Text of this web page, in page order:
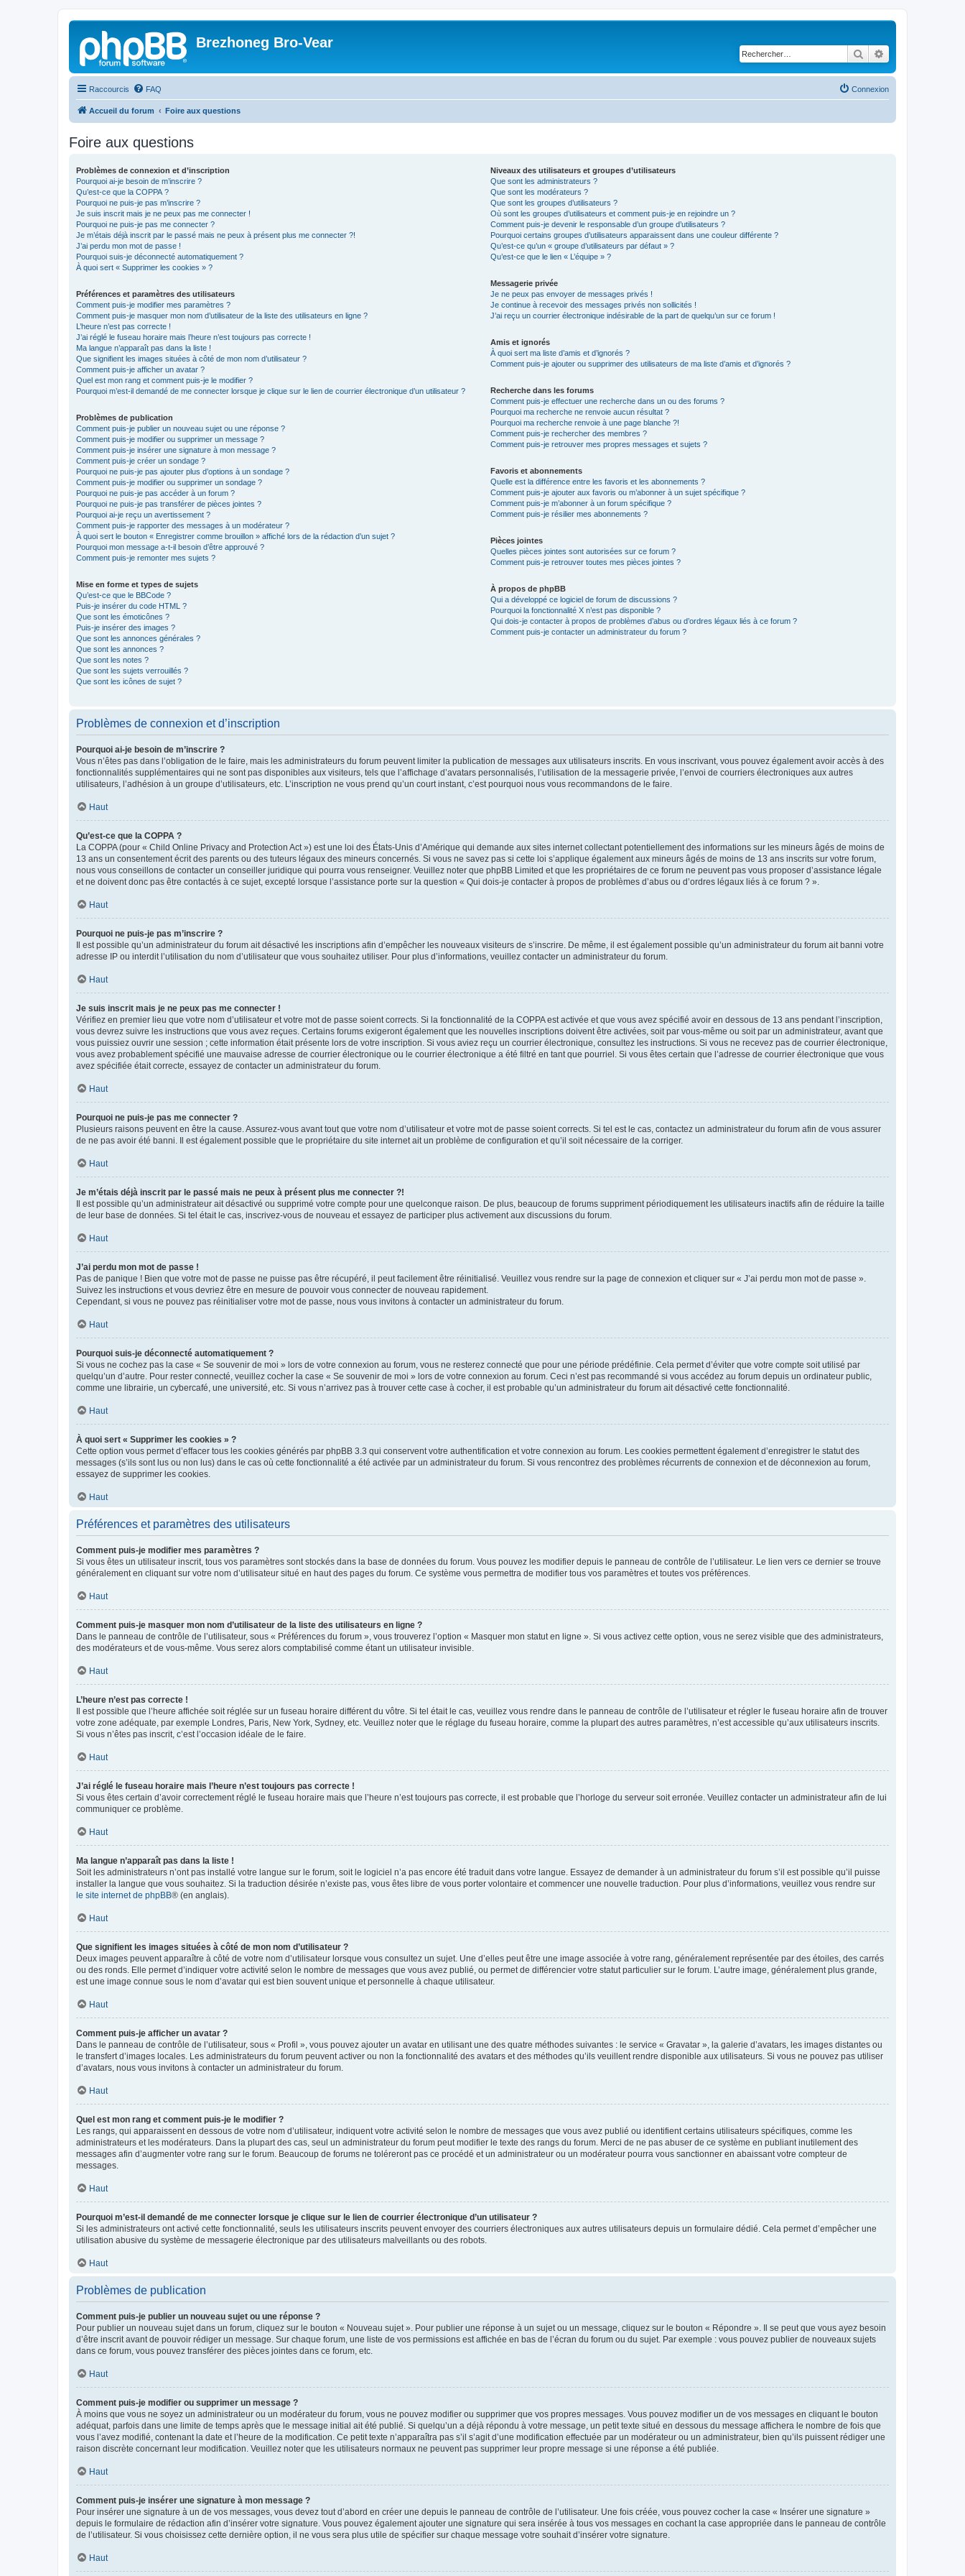
Brezhoneg Bro-Vear
Rechercher
Raccourcis FAQ Connexion
Accueil du forum Foire aux questions
Foire aux questions
Problèmes de connexion et d’inscription
Pourquoi ai-je besoin de m’inscrire ?
Qu’est-ce que la COPPA ?
Pourquoi ne puis-je pas m’inscrire ?
Je suis inscrit mais je ne peux pas me connecter !
Pourquoi ne puis-je pas me connecter ?
Je m’étais déjà inscrit par le passé mais ne peux à présent plus me connecter ?!
J’ai perdu mon mot de passe !
Pourquoi suis-je déconnecté automatiquement ?
À quoi sert « Supprimer les cookies » ?
Préférences et paramètres des utilisateurs
Comment puis-je modifier mes paramètres ?
Comment puis-je masquer mon nom d’utilisateur de la liste des utilisateurs en ligne ?
L’heure n’est pas correcte !
J’ai réglé le fuseau horaire mais l’heure n’est toujours pas correcte !
Ma langue n’apparaît pas dans la liste !
Que signifient les images situées à côté de mon nom d’utilisateur ?
Comment puis-je afficher un avatar ?
Quel est mon rang et comment puis-je le modifier ?
Pourquoi m’est-il demandé de me connecter lorsque je clique sur le lien de courrier électronique d’un utilisateur ?
Problèmes de publication
Comment puis-je publier un nouveau sujet ou une réponse ?
Comment puis-je modifier ou supprimer un message ?
Comment puis-je insérer une signature à mon message ?
Comment puis-je créer un sondage ?
Pourquoi ne puis-je pas ajouter plus d’options à un sondage ?
Comment puis-je modifier ou supprimer un sondage ?
Pourquoi ne puis-je pas accéder à un forum ?
Pourquoi ne puis-je pas transférer de pièces jointes ?
Pourquoi ai-je reçu un avertissement ?
Comment puis-je rapporter des messages à un modérateur ?
À quoi sert le bouton « Enregistrer comme brouillon » affiché lors de la rédaction d’un sujet ?
Pourquoi mon message a-t-il besoin d’être approuvé ?
Comment puis-je remonter mes sujets ?
Mise en forme et types de sujets
Qu’est-ce que le BBCode ?
Puis-je insérer du code HTML ?
Que sont les émoticônes ?
Puis-je insérer des images ?
Que sont les annonces générales ?
Que sont les annonces ?
Que sont les notes ?
Que sont les sujets verrouillés ?
Que sont les icônes de sujet ?
Niveaux des utilisateurs et groupes d’utilisateurs
Que sont les administrateurs ?
Que sont les modérateurs ?
Que sont les groupes d’utilisateurs ?
Où sont les groupes d’utilisateurs et comment puis-je en rejoindre un ?
Comment puis-je devenir le responsable d’un groupe d’utilisateurs ?
Pourquoi certains groupes d’utilisateurs apparaissent dans une couleur différente ?
Qu’est-ce qu’un « groupe d’utilisateurs par défaut » ?
Qu’est-ce que le lien « L’équipe » ?
Messagerie privée
Je ne peux pas envoyer de messages privés !
Je continue à recevoir des messages privés non sollicités !
J’ai reçu un courrier électronique indésirable de la part de quelqu’un sur ce forum !
Amis et ignorés
À quoi sert ma liste d’amis et d’ignorés ?
Comment puis-je ajouter ou supprimer des utilisateurs de ma liste d’amis et d’ignorés ?
Recherche dans les forums
Comment puis-je effectuer une recherche dans un ou des forums ?
Pourquoi ma recherche ne renvoie aucun résultat ?
Pourquoi ma recherche renvoie à une page blanche ?!
Comment puis-je rechercher des membres ?
Comment puis-je retrouver mes propres messages et sujets ?
Favoris et abonnements
Quelle est la différence entre les favoris et les abonnements ?
Comment puis-je ajouter aux favoris ou m’abonner à un sujet spécifique ?
Comment puis-je m’abonner à un forum spécifique ?
Comment puis-je résilier mes abonnements ?
Pièces jointes
Quelles pièces jointes sont autorisées sur ce forum ?
Comment puis-je retrouver toutes mes pièces jointes ?
À propos de phpBB
Qui a développé ce logiciel de forum de discussions ?
Pourquoi la fonctionnalité X n’est pas disponible ?
Qui dois-je contacter à propos de problèmes d’abus ou d’ordres légaux liés à ce forum ?
Comment puis-je contacter un administrateur du forum ?
Problèmes de connexion et d’inscription
Pourquoi ai-je besoin de m’inscrire ?
Vous n’êtes pas dans l’obligation de le faire, mais les administrateurs du forum peuvent limiter la publication de messages aux utilisateurs inscrits. En vous inscrivant, vous pouvez également avoir accès à des
fonctionnalités supplémentaires qui ne sont pas disponibles aux visiteurs, tels que l’affichage d’avatars personnalisés, l’utilisation de la messagerie privée, l’envoi de courriers électroniques aux autres
utilisateurs, l’adhésion à un groupe d’utilisateurs, etc. L’inscription ne vous prend qu’un court instant, c’est pourquoi nous vous recommandons de le faire.
Haut
Qu’est-ce que la COPPA ?
La COPPA (pour « Child Online Privacy and Protection Act ») est une loi des États-Unis d’Amérique qui demande aux sites internet collectant potentiellement des informations sur les mineurs âgés de moins de
13 ans un consentement écrit des parents ou des tuteurs légaux des mineurs concernés. Si vous ne savez pas si cette loi s’applique également aux mineurs âgés de moins de 13 ans inscrits sur votre forum,
nous vous conseillons de contacter un conseiller juridique qui pourra vous renseigner. Veuillez noter que phpBB Limited et que les propriétaires de ce forum ne peuvent pas vous proposer d’assistance légale
et ne doivent donc pas être contactés à ce sujet, excepté lorsque l’assistance porte sur la question « Qui dois-je contacter à propos de problèmes d’abus ou d’ordres légaux liés à ce forum ? ».
Haut
Pourquoi ne puis-je pas m’inscrire ?
Il est possible qu’un administrateur du forum ait désactivé les inscriptions afin d’empêcher les nouveaux visiteurs de s’inscrire. De même, il est également possible qu’un administrateur du forum ait banni votre
adresse IP ou interdit l’utilisation du nom d’utilisateur que vous souhaitez utiliser. Pour plus d’informations, veuillez contacter un administrateur du forum.
Haut
Je suis inscrit mais je ne peux pas me connecter !
Vérifiez en premier lieu que votre nom d’utilisateur et votre mot de passe soient corrects. Si la fonctionnalité de la COPPA est activée et que vous avez spécifié avoir en dessous de 13 ans pendant l’inscription,
vous devrez suivre les instructions que vous avez reçues. Certains forums exigeront également que les nouvelles inscriptions doivent être activées, soit par vous-même ou soit par un administrateur, avant que
vous puissiez ouvrir une session ; cette information était présente lors de votre inscription. Si vous aviez reçu un courrier électronique, consultez les instructions. Si vous ne recevez pas de courrier électronique,
vous avez probablement spécifié une mauvaise adresse de courrier électronique ou le courrier électronique a été filtré en tant que pourriel. Si vous êtes certain que l’adresse de courrier électronique que vous
avez spécifiée était correcte, essayez de contacter un administrateur du forum.
Haut
Pourquoi ne puis-je pas me connecter ?
Plusieurs raisons peuvent en être la cause. Assurez-vous avant tout que votre nom d’utilisateur et votre mot de passe soient corrects. Si tel est le cas, contactez un administrateur du forum afin de vous assurer
de ne pas avoir été banni. Il est également possible que le propriétaire du site internet ait un problème de configuration et qu’il soit nécessaire de la corriger.
Haut
Je m’étais déjà inscrit par le passé mais ne peux à présent plus me connecter ?!
Il est possible qu’un administrateur ait désactivé ou supprimé votre compte pour une quelconque raison. De plus, beaucoup de forums suppriment périodiquement les utilisateurs inactifs afin de réduire la taille
de leur base de données. Si tel était le cas, inscrivez-vous de nouveau et essayez de participer plus activement aux discussions du forum.
Haut
J’ai perdu mon mot de passe !
Pas de panique ! Bien que votre mot de passe ne puisse pas être récupéré, il peut facilement être réinitialisé. Veuillez vous rendre sur la page de connexion et cliquer sur « J’ai perdu mon mot de passe ».
Suivez les instructions et vous devriez être en mesure de pouvoir vous connecter de nouveau rapidement.
Cependant, si vous ne pouvez pas réinitialiser votre mot de passe, nous vous invitons à contacter un administrateur du forum.
Haut
Pourquoi suis-je déconnecté automatiquement ?
Si vous ne cochez pas la case « Se souvenir de moi » lors de votre connexion au forum, vous ne resterez connecté que pour une période prédéfinie. Cela permet d’éviter que votre compte soit utilisé par
quelqu’un d’autre. Pour rester connecté, veuillez cocher la case « Se souvenir de moi » lors de votre connexion au forum. Ceci n’est pas recommandé si vous accédez au forum depuis un ordinateur public,
comme une librairie, un cybercafé, une université, etc. Si vous n’arrivez pas à trouver cette case à cocher, il est probable qu’un administrateur du forum ait désactivé cette fonctionnalité.
Haut
À quoi sert « Supprimer les cookies » ?
Cette option vous permet d’effacer tous les cookies générés par phpBB 3.3 qui conservent votre authentification et votre connexion au forum. Les cookies permettent également d’enregistrer le statut des
messages (s’ils sont lus ou non lus) dans le cas où cette fonctionnalité a été activée par un administrateur du forum. Si vous rencontrez des problèmes récurrents de connexion et de déconnexion au forum,
essayez de supprimer les cookies.
Haut
Préférences et paramètres des utilisateurs
Comment puis-je modifier mes paramètres ?
Si vous êtes un utilisateur inscrit, tous vos paramètres sont stockés dans la base de données du forum. Vous pouvez les modifier depuis le panneau de contrôle de l’utilisateur. Le lien vers ce dernier se trouve
généralement en cliquant sur votre nom d’utilisateur situé en haut des pages du forum. Ce système vous permettra de modifier tous vos paramètres et toutes vos préférences.
Haut
Comment puis-je masquer mon nom d’utilisateur de la liste des utilisateurs en ligne ?
Dans le panneau de contrôle de l’utilisateur, sous « Préférences du forum », vous trouverez l’option « Masquer mon statut en ligne ». Si vous activez cette option, vous ne serez visible que des administrateurs,
des modérateurs et de vous-même. Vous serez alors comptabilisé comme étant un utilisateur invisible.
Haut
L’heure n’est pas correcte !
Il est possible que l’heure affichée soit réglée sur un fuseau horaire différent du vôtre. Si tel était le cas, veuillez vous rendre dans le panneau de contrôle de l’utilisateur et régler le fuseau horaire afin de trouver
votre zone adéquate, par exemple Londres, Paris, New York, Sydney, etc. Veuillez noter que le réglage du fuseau horaire, comme la plupart des autres paramètres, n’est accessible qu’aux utilisateurs inscrits.
Si vous n’êtes pas inscrit, c’est l’occasion idéale de le faire.
Haut
J’ai réglé le fuseau horaire mais l’heure n’est toujours pas correcte !
Si vous êtes certain d’avoir correctement réglé le fuseau horaire mais que l’heure n’est toujours pas correcte, il est probable que l’horloge du serveur soit erronée. Veuillez contacter un administrateur afin de lui
communiquer ce problème.
Haut
Ma langue n’apparaît pas dans la liste !
Soit les administrateurs n’ont pas installé votre langue sur le forum, soit le logiciel n’a pas encore été traduit dans votre langue. Essayez de demander à un administrateur du forum s’il est possible qu’il puisse
installer la langue que vous souhaitez. Si la traduction désirée n’existe pas, vous êtes libre de vous porter volontaire et commencer une nouvelle traduction. Pour plus d’informations, veuillez vous rendre sur
le site internet de phpBB® (en anglais).
Haut
Que signifient les images situées à côté de mon nom d’utilisateur ?
Deux images peuvent apparaître à côté de votre nom d’utilisateur lorsque vous consultez un sujet. Une d’elles peut être une image associée à votre rang, généralement représentée par des étoiles, des carrés
ou des ronds. Elle permet d’indiquer votre activité selon le nombre de messages que vous avez publié, ou permet de différencier votre statut particulier sur le forum. L’autre image, généralement plus grande,
est une image connue sous le nom d’avatar qui est bien souvent unique et personnelle à chaque utilisateur.
Haut
Comment puis-je afficher un avatar ?
Dans le panneau de contrôle de l’utilisateur, sous « Profil », vous pouvez ajouter un avatar en utilisant une des quatre méthodes suivantes : le service « Gravatar », la galerie d’avatars, les images distantes ou
le transfert d’images locales. Les administrateurs du forum peuvent activer ou non la fonctionnalité des avatars et des méthodes qu’ils veuillent rendre disponible aux utilisateurs. Si vous ne pouvez pas utiliser
d’avatars, nous vous invitons à contacter un administrateur du forum.
Haut
Quel est mon rang et comment puis-je le modifier ?
Les rangs, qui apparaissent en dessous de votre nom d’utilisateur, indiquent votre activité selon le nombre de messages que vous avez publié ou identifient certains utilisateurs spécifiques, comme les
administrateurs et les modérateurs. Dans la plupart des cas, seul un administrateur du forum peut modifier le texte des rangs du forum. Merci de ne pas abuser de ce système en publiant inutilement des
messages afin d’augmenter votre rang sur le forum. Beaucoup de forums ne toléreront pas ce procédé et un administrateur ou un modérateur pourra vous sanctionner en abaissant votre compteur de
messages.
Haut
Pourquoi m’est-il demandé de me connecter lorsque je clique sur le lien de courrier électronique d’un utilisateur ?
Si les administrateurs ont activé cette fonctionnalité, seuls les utilisateurs inscrits peuvent envoyer des courriers électroniques aux autres utilisateurs depuis un formulaire dédié. Cela permet d’empêcher une
utilisation abusive du système de messagerie électronique par des utilisateurs malveillants ou des robots.
Haut
Problèmes de publication
Comment puis-je publier un nouveau sujet ou une réponse ?
Pour publier un nouveau sujet dans un forum, cliquez sur le bouton « Nouveau sujet ». Pour publier une réponse à un sujet ou un message, cliquez sur le bouton « Répondre ». Il se peut que vous ayez besoin
d’être inscrit avant de pouvoir rédiger un message. Sur chaque forum, une liste de vos permissions est affichée en bas de l’écran du forum ou du sujet. Par exemple : vous pouvez publier de nouveaux sujets
dans ce forum, vous pouvez transférer des pièces jointes dans ce forum, etc.
Haut
Comment puis-je modifier ou supprimer un message ?
À moins que vous ne soyez un administrateur ou un modérateur du forum, vous ne pouvez modifier ou supprimer que vos propres messages. Vous pouvez modifier un de vos messages en cliquant le bouton
adéquat, parfois dans une limite de temps après que le message initial ait été publié. Si quelqu’un a déjà répondu à votre message, un petit texte situé en dessous du message affichera le nombre de fois que
vous l’avez modifié, contenant la date et l’heure de la modification. Ce petit texte n’apparaîtra pas s’il s’agit d’une modification effectuée par un modérateur ou un administrateur, bien qu’ils puissent rédiger une
raison discrète concernant leur modification. Veuillez noter que les utilisateurs normaux ne peuvent pas supprimer leur propre message si une réponse a été publiée.
Haut
Comment puis-je insérer une signature à mon message ?
Pour insérer une signature à un de vos messages, vous devez tout d’abord en créer une depuis le panneau de contrôle de l’utilisateur. Une fois créée, vous pouvez cocher la case « Insérer une signature »
depuis le formulaire de rédaction afin d’insérer votre signature. Vous pouvez également ajouter une signature qui sera insérée à tous vos messages en cochant la case appropriée dans le panneau de contrôle
de l’utilisateur. Si vous choisissez cette dernière option, il ne vous sera plus utile de spécifier sur chaque message votre souhait d’insérer votre signature.
Haut